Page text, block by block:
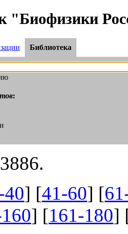
"Биофизики
Библиотека
:
40] [41-60] [
] [161-180]